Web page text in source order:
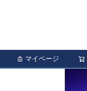
マイページ